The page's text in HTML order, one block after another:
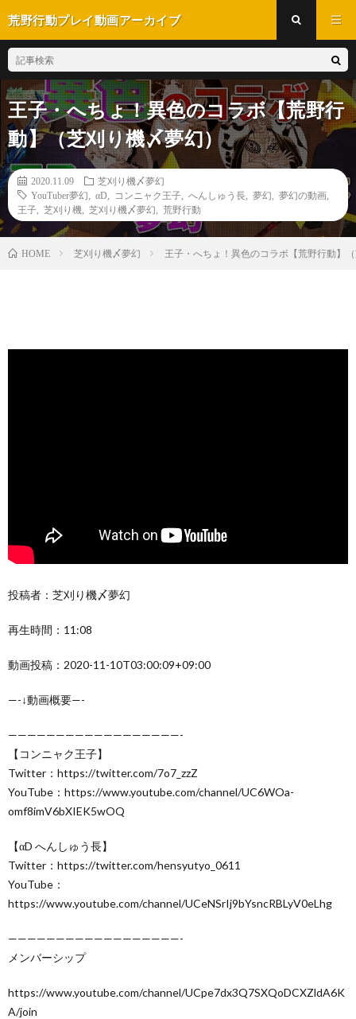
荒野行動プレイ動画アーカイブ
王子・へちょ！異色のコラボ【荒野行
動】（芝刈り機〆夢幻）
2020.11.09
芝刈り機〆夢幻
YouTuber夢幻
αD コンニャク王子 へんしゅう長 夢幻 夢幻の動画
王子
芝刈り機 芝刈り機〆夢幻 荒野行動
HOME 芝刈り機〆夢幻 王子・へちょ！異色のコラボ【荒野行動】
投稿者：芝刈り機〆夢幻
再生時間：11:08
動画投稿：2020-11-10T03:00:09+09:00
—-↓動画概要—-
——————————————————-
【コンニャク王子】
Twitter：https://twitter.com/7o7_zzZ
YouTube：https://www.youtube.com/channel/UC6WOa-
omf8imV6bXIEK5wOQ
【αD へんしゅう長】
Twitter：https://twitter.com/hensyutyo_0611
YouTube：
https://www.youtube.com/channel/UCeNSrIj9bYsncRBLyV0eLhg
——————————————————-
メンバーシップ
https://www.youtube.com/channel/UCpe7dx3Q7SXQoDCXZldA6K
A/join